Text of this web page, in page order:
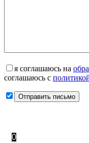
я соглашаюсь на
соглашаюсь с
0